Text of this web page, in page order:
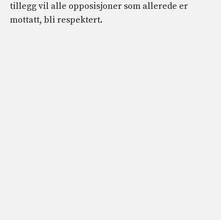
tillegg vil alle opposisjoner som allerede er
mottatt, bli respektert.